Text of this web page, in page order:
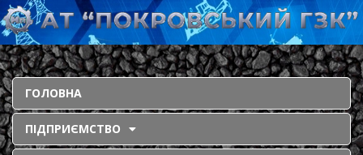
ГОЛОВНА
ПІДПРИЄМСТВО